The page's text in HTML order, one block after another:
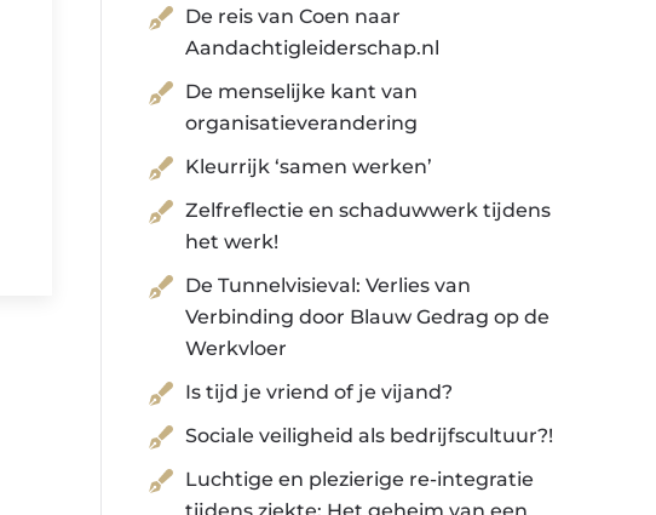
De reis van Coen naar
Aandachtigleiderschap.nl
De menselijke kant van
organisatieverandering
Kleurrijk ‘samen werken’
Zelfreflectie en schaduwwerk tijdens
het werk!
De Tunnelvisieval: Verlies van
Verbinding door Blauw Gedrag op de
Werkvloer
Is tijd je vriend of je vijand?
Sociale veiligheid als bedrijfscultuur?!
Luchtige en plezierige re-integratie